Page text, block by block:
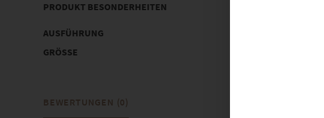
PRODUKT BESONDERHEITEN
AUSFÜHRUNG
GRÖSSE
30 x 20 cm, 45 x 30
BEWERTUNGEN (0)